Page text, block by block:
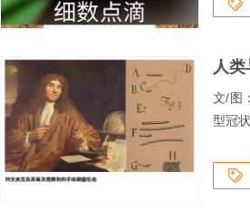
人
文/图
型冠